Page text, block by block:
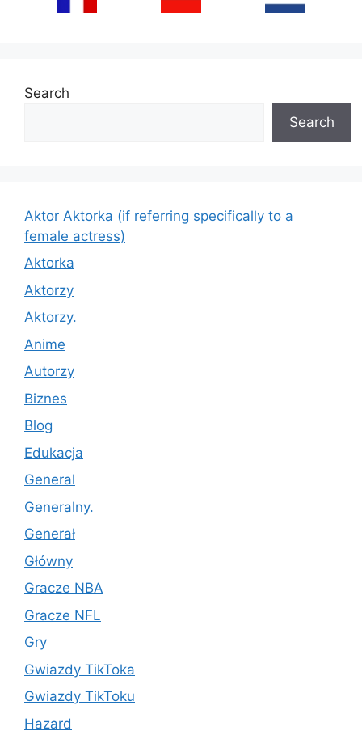
Search
Search
Aktor Aktorka (if referring specifically to a
female actress)
Aktorka
Aktorzy
Aktorzy.
Anime
Autorzy
Biznes
Blog
Edukacja
General
Generalny.
Generał
Główny
Gracze NBA
Gracze NFL
Gry
Gwiazdy TikToka
Gwiazdy TikToku
Hazard